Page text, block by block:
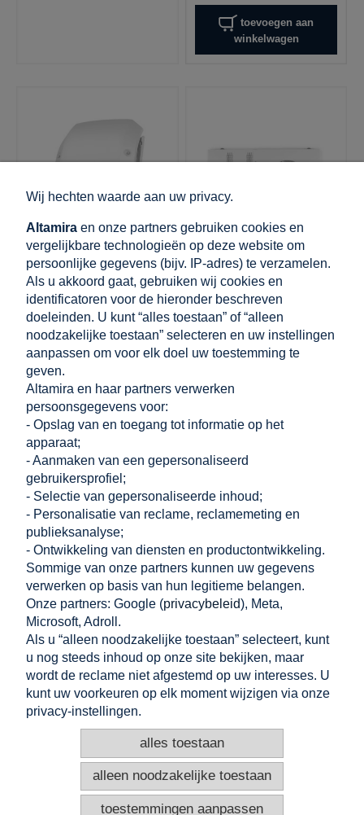
toevoegen aan
winkelwagen
GPV-400-53
Fronius Symo
netomvormer 8,2kW 3-
fase 2MPPT WLAN
€ 2.110,46
incl. 21.00% BTW, excl.
verzendkosten
Netto prijs: € 1.744,18
GPV-400-61
Fronius Tauro Eco
netgekoppelde
omvormer 50kW 3-
fase 1MPPT
incl. 21.00% BTW, excl.
Netto prijs:
WINKELEN
HELPEN
MIJN ACCOUNT
CONTACT
Altamira Sp. z o. o.
Budowlanych 6/51, 95-040 Koluszki, Polen
+48 724 999 949
info@e-altamira.nl
Klantenservice: Ma–Vr 8:00–16:00
Wij hechten waarde aan uw privacy.
Altamira en onze partners gebruiken cookies en
vergelijkbare technologieën op deze website om
persoonlijke gegevens (bijv. IP-adres) te verzamelen.
Als u akkoord gaat, gebruiken wij cookies en
identificatoren voor de hieronder beschreven
doeleinden. U kunt “alles toestaan” of “alleen
noodzakelijke toestaan” selecteren en uw instellingen
aanpassen om voor elk doel uw toestemming te
geven.
Altamira en haar partners verwerken
persoonsgegevens voor:
- Opslag van en toegang tot informatie op het
apparaat;
- Aanmaken van een gepersonaliseerd
gebruikersprofiel;
- Selectie van gepersonaliseerde inhoud;
- Personalisatie van reclame, reclamemeting en
publieksanalyse;
- Ontwikkeling van diensten en productontwikkeling.
Sommige van onze partners kunnen uw gegevens
verwerken op basis van hun legitieme belangen.
Onze partners: Google (privacybeleid), Meta,
Microsoft, Adroll.
Als u “alleen noodzakelijke toestaan” selecteert, kunt
u nog steeds inhoud op onze site bekijken, maar
wordt de reclame niet afgestemd op uw interesses. U
kunt uw voorkeuren op elk moment wijzigen via onze
privacy-instellingen.
alleen noodzakelijke toestaan
toestemmingen aanpassen
alles toestaan